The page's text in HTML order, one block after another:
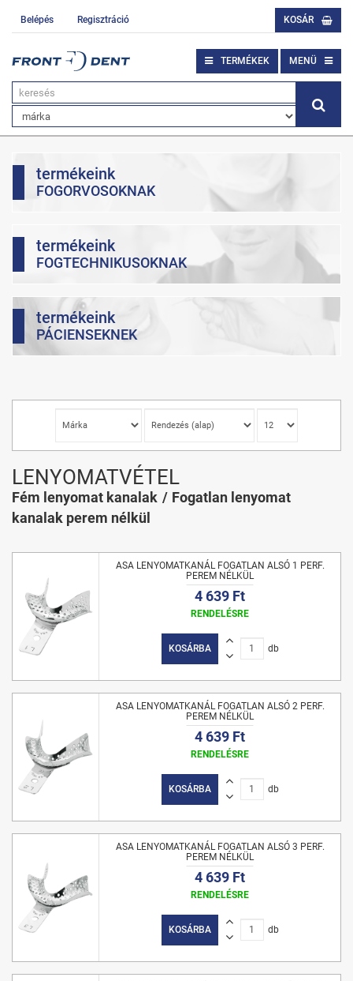
Belépés Regisztráció KOSÁR
TERMÉKEK MENÜ
termékeink
FOGORVOSOKNAK
termékeink
FOGTECHNIKUSOKNAK
termékeink
PÁCIENSEKNEK
LENYOMATVÉTEL
Fém lenyomat kanalak
Fogatlan lenyomat
kanalak perem nélkül
ASA LENYOMATKANÁL FOGATLAN ALSÓ 1 PERF.
PEREM NÉLKÜL
4 639 Ft
RENDELÉSRE
KOSÁRBA db
ASA LENYOMATKANÁL FOGATLAN ALSÓ 2 PERF.
PEREM NÉLKÜL
4 639 Ft
RENDELÉSRE
KOSÁRBA db
ASA LENYOMATKANÁL FOGATLAN ALSÓ 3 PERF.
PEREM NÉLKÜL
4 639 Ft
RENDELÉSRE
KOSÁRBA db